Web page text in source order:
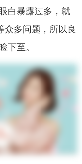
白暴露过多，就
众多问题，所以良
下至。